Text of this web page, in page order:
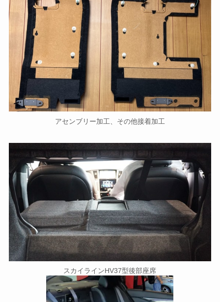
アセンブリー加工、その他接着加工
スカイラインHV37型後部座席